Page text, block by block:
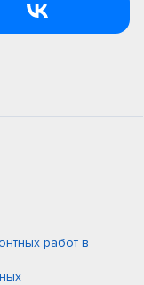
работ в